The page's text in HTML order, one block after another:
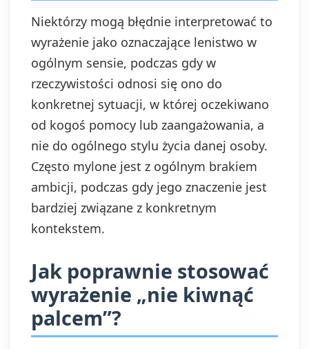
Niektórzy mogą błędnie interpretować to
wyrażenie jako oznaczające lenistwo w
ogólnym sensie, podczas gdy w
rzeczywistości odnosi się ono do
konkretnej sytuacji, w której oczekiwano
od kogoś pomocy lub zaangażowania, a
nie do ogólnego stylu życia danej osoby.
Często mylone jest z ogólnym brakiem
ambicji, podczas gdy jego znaczenie jest
bardziej związane z konkretnym
kontekstem.
Jak poprawnie stosować
wyrażenie „nie kiwnąć
palcem”?